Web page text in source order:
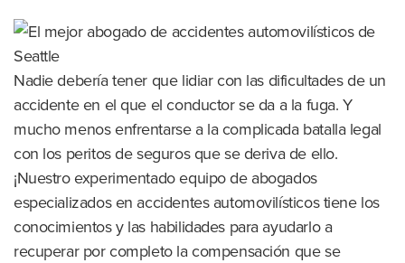
Nadie debería tener que lidiar con las dificultades de un
accidente en el que el conductor se da a la fuga. Y
mucho menos enfrentarse a la complicada batalla legal
con los peritos de seguros que se deriva de ello.
¡Nuestro experimentado equipo de abogados
especializados en accidentes automovilísticos tiene los
conocimientos y las habilidades para ayudarlo a
recuperar por completo la compensación que se